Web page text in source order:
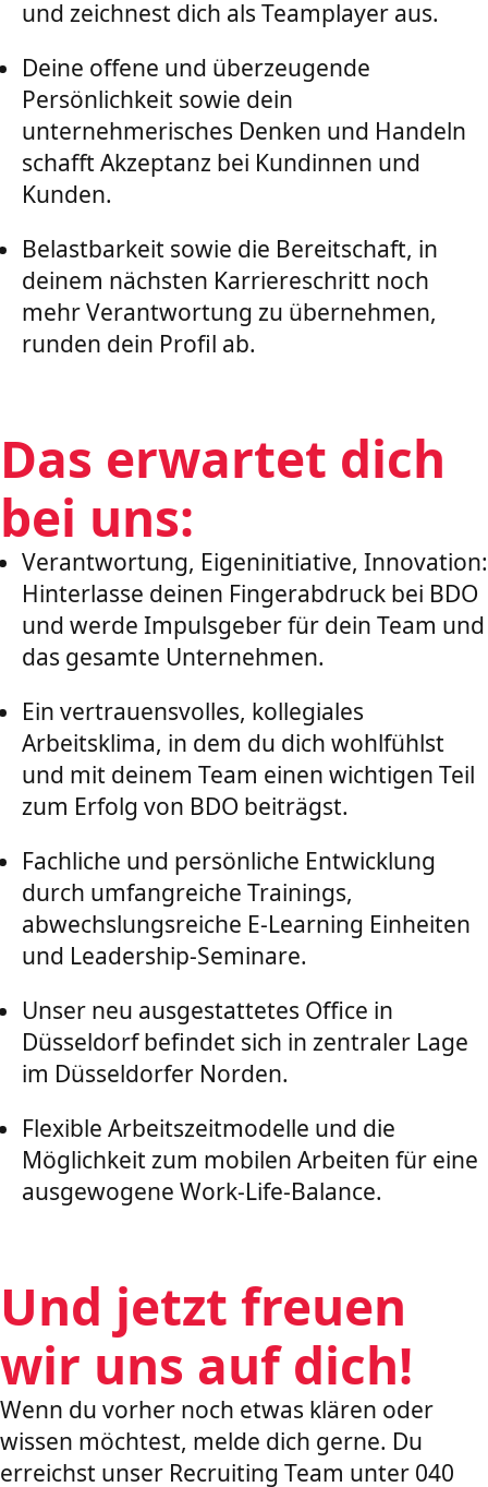
und zeichnest dich als Teamplayer aus.
Deine offene und überzeugende
Persönlichkeit sowie dein
unternehmerisches Denken und Handeln
schafft Akzeptanz bei Kundinnen und
Kunden.
Belastbarkeit sowie die Bereitschaft, in
deinem nächsten Karriereschritt noch
mehr Verantwortung zu übernehmen,
runden dein Profil ab.
Das erwartet dich
bei uns:
Verantwortung, Eigeninitiative, Innovation:
Hinterlasse deinen Fingerabdruck bei BDO
und werde Impulsgeber für dein Team und
das gesamte Unternehmen.
Ein vertrauensvolles, kollegiales
Arbeitsklima, in dem du dich wohlfühlst
und mit deinem Team einen wichtigen Teil
zum Erfolg von BDO beiträgst.
Fachliche und persönliche Entwicklung
durch umfangreiche Trainings,
abwechslungsreiche E-Learning Einheiten
und Leadership-Seminare.
Unser neu ausgestattetes Office in
Düsseldorf befindet sich in zentraler Lage
im Düsseldorfer Norden.
Flexible Arbeitszeitmodelle und die
Möglichkeit zum mobilen Arbeiten für eine
ausgewogene Work-Life-Balance.
Und jetzt freuen
wir uns auf dich!
Wenn du vorher noch etwas klären oder
wissen möchtest, melde dich gerne. Du
erreichst unser Recruiting Team unter 040